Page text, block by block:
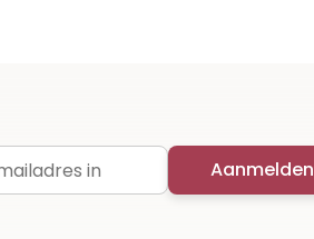
Aanmelden